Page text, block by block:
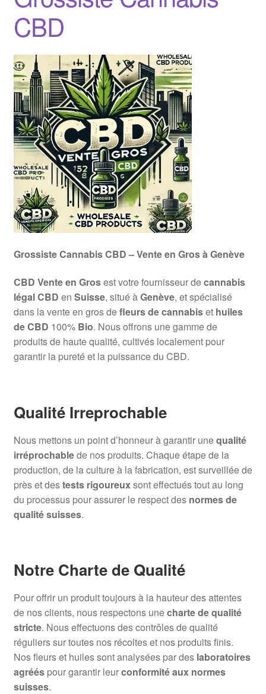
CBD
Grossiste Cannabis CBD – Vente en Gros à Genève
CBD Vente en Grosest votre fournisseur decannabis
légal CBD en Suisse, situé àGenève, et spécialisé
dans la vente en gros defleurs de cannabiset huiles
de CBD 100% Bio. Nous offrons une gamme de
produits de haute qualité, cultivés localement pour
garantir la pureté et la puissance du CBD.
Qualité Irreprochable
Nous mettons un point d’honneur à garantir unequalité
irréprochablede nos produits. Chaque étape de la
production, de la culture à la fabrication, est surveillée de
près et destests rigoureuxsont effectués tout au long
du processus pour assurer le respect des normes de
qualité suisses.
Notre Charte de Qualité
Pour offrir un produit toujours à la hauteur des attentes
de nos clients, nous respectons unecharte de qualité
stricte. Nous effectuons des contrôles de qualité
réguliers sur toutes nos récoltes et nos produits finis.
Nos fleurs et huiles sont analysées par des laboratoires
agrééspour garantir leurconformité aux normes
suisses.